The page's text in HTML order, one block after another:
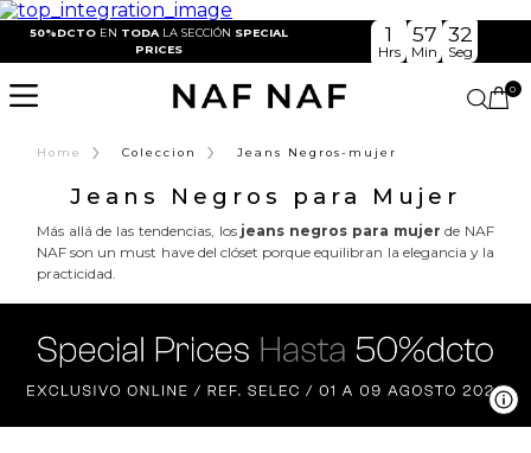
50%DCTO EN TODA LA SECCIÓN SPECIAL
PRICES
1
Hrs
57
Min
32
Seg
0
Home › Coleccion › Jeans Negros-mujer
Jeans Negros para Mujer
Más allá de las tendencias, los jeans negros para mujer de NAF
NAF son un must have del clóset porque equilibran la elegancia y la
practicidad.